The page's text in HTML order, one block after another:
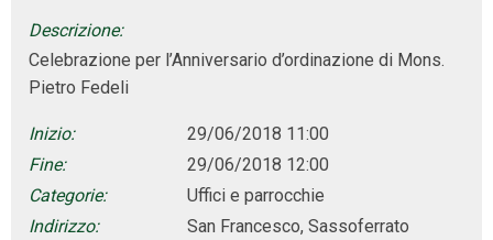
Descrizione:
Celebrazione per l’Anniversario d’ordinazione di Mons.
Pietro Fedeli
Inizio:
29/06/2018 11:00
Fine:
29/06/2018 12:00
Categorie:
Uffici e parrocchie
Indirizzo:
San Francesco, Sassoferrato